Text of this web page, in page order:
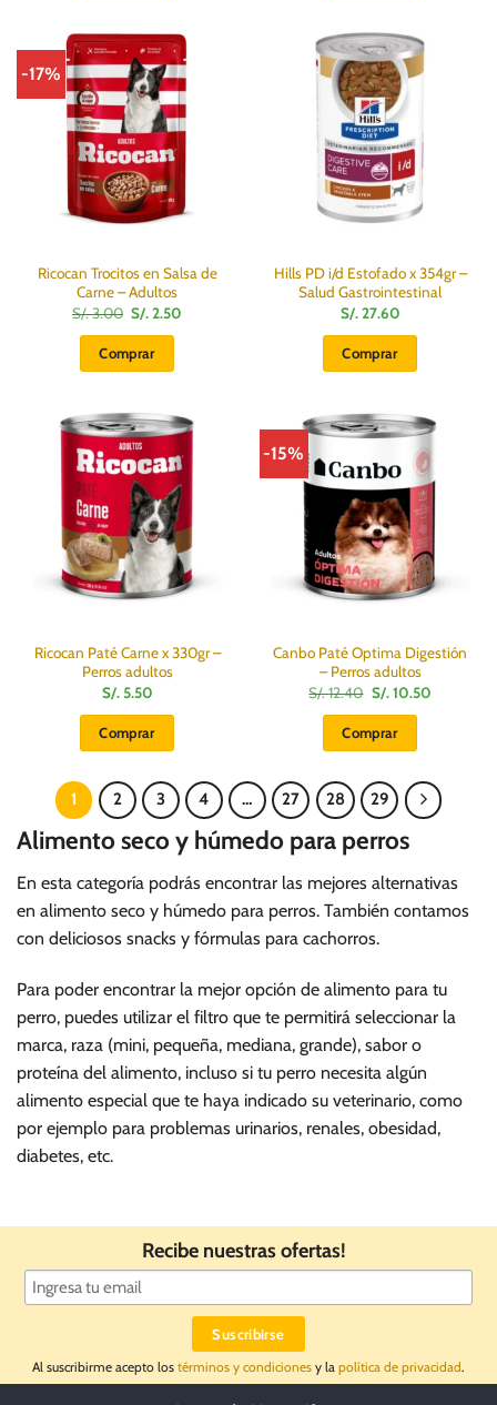
-17%
Ricocan Trocitos en Salsa de
Carne – Adultos
S/.3.00 El
precio
original
era:
S/.
S/.2.50
Comprar
Hills PD i/d Estofado x 354gr –
Salud Gastrointestinal
S/.27.60
Comprar
Ricocan Paté Carne x 330gr –
Perros adultos
S/. 5.50
Comprar
-15%
Canbo Paté Optima Digestión
– Perros adultos
S/.12.40 El
precio
original
era:
S/.
S/.10.50El
Comprar
1 2 3 4 … 27 28 29
Alimento seco y húmedo para perros
En esta categoría podrás encontrar las mejores alternativas
en alimento seco y húmedo para perros. También contamos
con deliciosos snacks y fórmulas para cachorros.
Para poder encontrar la mejor opción de alimento para tu
perro, puedes utilizar el filtro que te permitirá seleccionar la
marca, raza (mini, pequeña, mediana, grande), sabor o
proteína del alimento, incluso si tu perro necesita algún
alimento especial que te haya indicado su veterinario, como
por ejemplo para problemas urinarios, renales, obesidad,
diabetes, etc.
Recibe nuestras ofertas!
Al suscribirme acepto los términos y condiciones y la política de privacidad.